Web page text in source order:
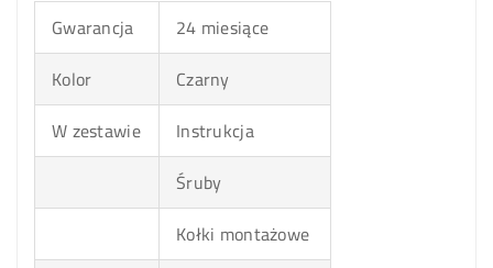
Gwarancja
24 miesiące
Kolor
Czarny
W zestawie
Instrukcja
Śruby
Kołki montażowe